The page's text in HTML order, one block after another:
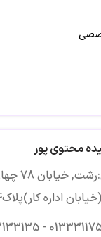
محتوی پور
اداره کار)پلاک14
-